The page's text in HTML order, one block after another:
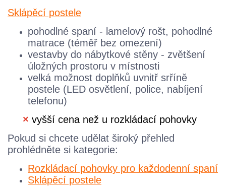
Sklápěcí postele
pohodlné spaní - lamelový rošt, pohodlné
matrace (téměř bez omezení)
vestavby do nábytkové stěny - zvětšení
úložných prostoru v místnosti
velká možnost doplňků uvnitř srříně
postele (LED osvětlení, police, nabíjení
telefonu)
× vyšší cena než u rozkládací pohovky
Pokud si chcete udělat široký přehled
prohlédněte si kategorie:
Rozkládací pohovky pro každodenní spaní
Sklápěcí postele